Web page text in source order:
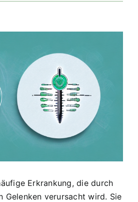
Erkrankung, die durch
Gelenken verursacht wird. Sie